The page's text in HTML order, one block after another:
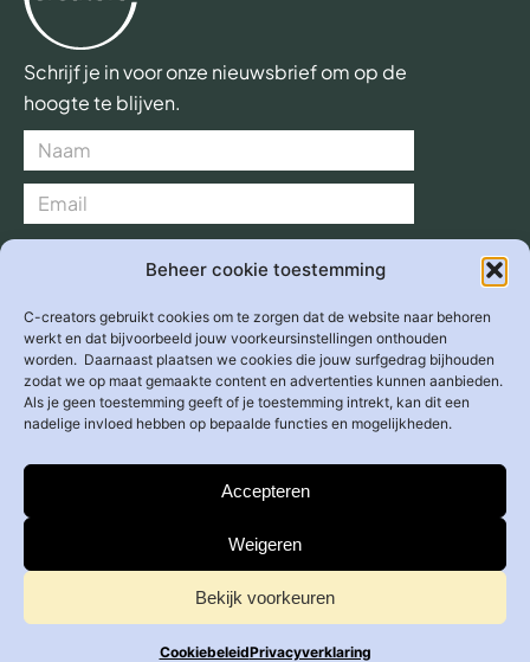
Beheer cookie toestemming
C-creators gebruikt cookies om te zorgen dat de website naar behoren
werkt en dat bijvoorbeeld jouw voorkeursinstellingen onthouden
worden. Daarnaast plaatsen we cookies die jouw surfgedrag bijhouden
zodat we op maat gemaakte content en advertenties kunnen aanbieden.
Als je geen toestemming geeft of je toestemming intrekt, kan dit een
nadelige invloed hebben op bepaalde functies en mogelijkheden.
Accepteren
Weigeren
Bekijk voorkeuren
CookiebeleidPrivacyverklaring
Adres
Overhoeksplein 2
1031 KSAmsterdam
E-mail
Privacyverklaring
Schrijf je in voor onze nieuwsbrief om op de
hoogte te blijven.